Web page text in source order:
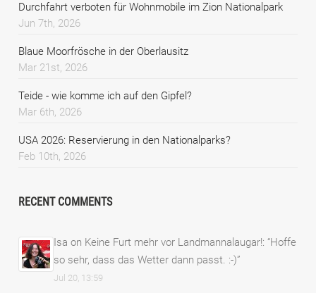
Durchfahrt verboten für Wohnmobile im Zion Nationalpark
Jun 7th, 2026
Blaue Moorfrösche in der Oberlausitz
Mar 21st, 2026
Teide - wie komme ich auf den Gipfel?
Mar 6th, 2026
USA 2026: Reservierung in den Nationalparks?
Feb 10th, 2026
RECENT COMMENTS
Isa on Keine Furt mehr vor Landmannalaugar!: “Hoffe
so sehr, dass das Wetter dann passt. :-)”
Jul 20, 13:59